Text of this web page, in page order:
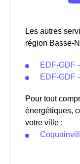
Les autres
région Basse-
EDF-GDF
EDF-GDF
Pour tout
énergétiques,
votre ville :